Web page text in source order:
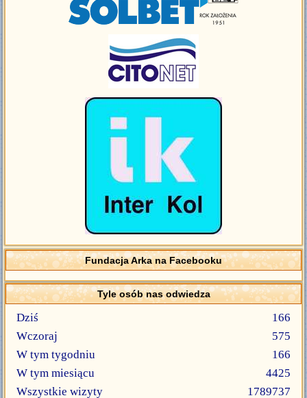
Fundacja Arka na Facebooku
Tyle osób nas odwiedza
Dziś
166
Wczoraj
575
W tym tygodniu
166
W tym miesiącu
4425
Wszystkie wizyty
1789737